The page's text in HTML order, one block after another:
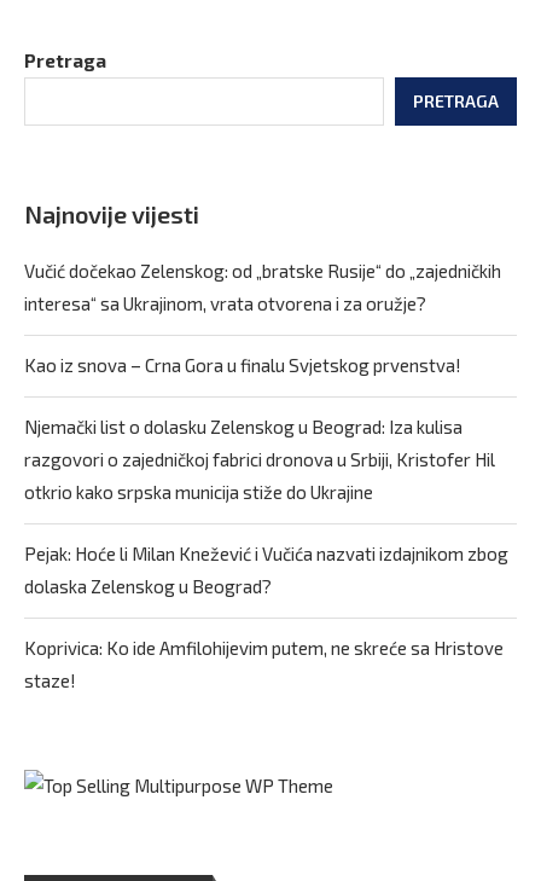
Pretraga
PRETRAGA
Najnovije vijesti
Vučić dočekao Zelenskog: od „bratske Rusije“ do „zajedničkih
interesa“ sa Ukrajinom, vrata otvorena i za oružje?
Kao iz snova – Crna Gora u finalu Svjetskog prvenstva!
Njemački list o dolasku Zelenskog u Beograd: Iza kulisa
razgovori o zajedničkoj fabrici dronova u Srbiji, Kristofer Hil
otkrio kako srpska municija stiže do Ukrajine
Pejak: Hoće li Milan Knežević i Vučića nazvati izdajnikom zbog
dolaska Zelenskog u Beograd?
Koprivica: Ko ide Amfilohijevim putem, ne skreće sa Hristove
staze!